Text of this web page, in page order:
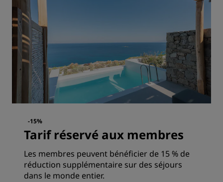
-15%
Tarif réservé aux membres
Les membres peuvent bénéficier de 15 % de
réduction supplémentaire sur des séjours
dans le monde entier.